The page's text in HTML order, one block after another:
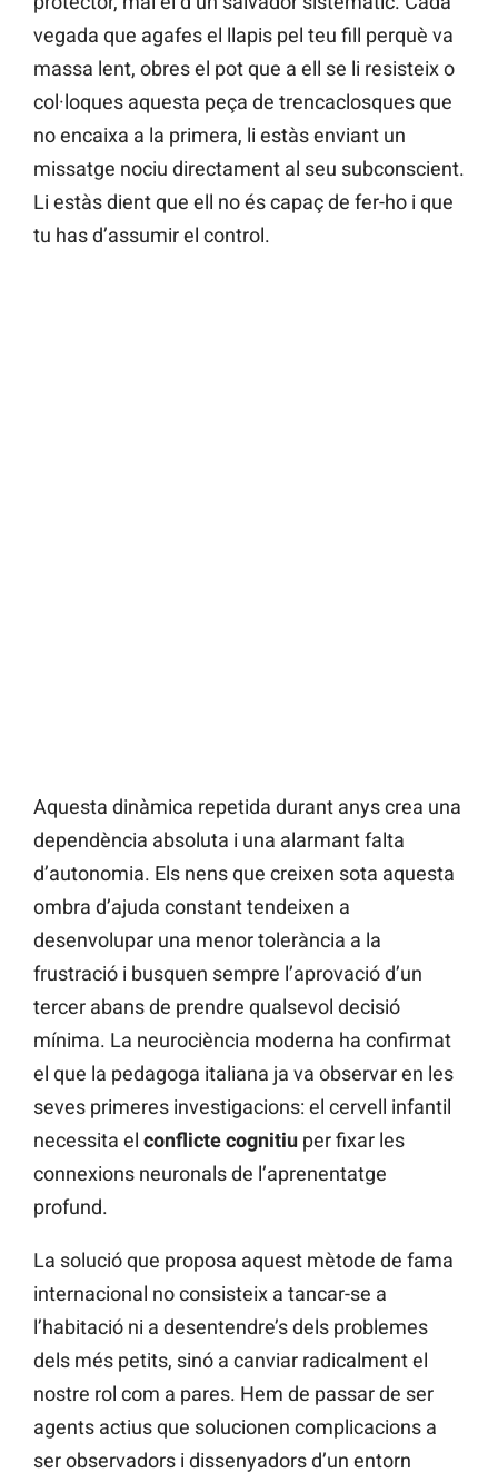
vegada que agafes el llapis pel teu fill perquè va
massa lent, obres el pot que a ell se li resisteix o
col·loques aquesta peça de trencaclosques que
no encaixa a la primera, li estàs enviant un
missatge nociu directament al seu subconscient.
Li estàs dient que ell no és capaç de fer-ho i que
tu has d’assumir el control.
Aquesta dinàmica repetida durant anys crea una
dependència absoluta i una alarmant falta
d’autonomia. Els nens que creixen sota aquesta
ombra d’ajuda constant tendeixen a
desenvolupar una menor tolerància a la
frustració i busquen sempre l’aprovació d’un
tercer abans de prendre qualsevol decisió
mínima. La neurociència moderna ha confirmat
el que la pedagoga italiana ja va observar en les
seves primeres investigacions: el cervell infantil
necessita el conflicte cognitiu per fixar les
connexions neuronals de l’aprenentatge
profund.
La solució que proposa aquest mètode de fama
internacional no consisteix a tancar-se a
l’habitació ni a desentendre’s dels problemes
dels més petits, sinó a canviar radicalment el
nostre rol com a pares. Hem de passar de ser
agents actius que solucionen complicacions a
ser observadors i dissenyadors d’un entorn